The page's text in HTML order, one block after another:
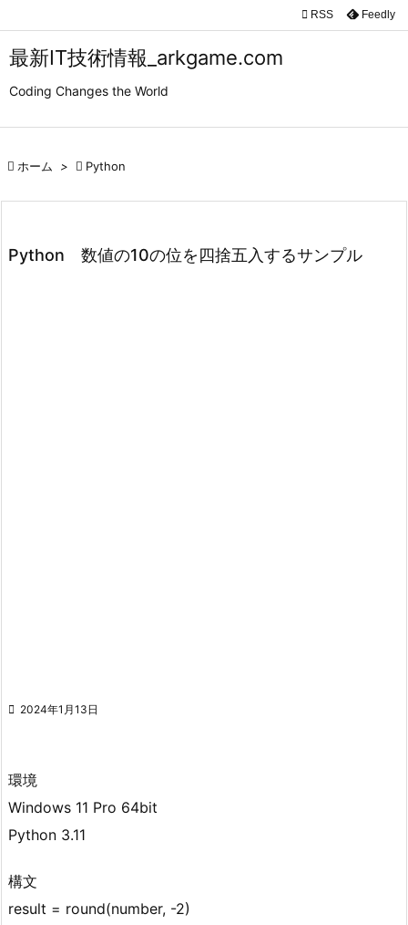
最新IT技術情報_arkgame.com
Coding Changes the World


 RSS Feedly
 ホーム >  Python
Python 数値の10の位を四捨五入するサンプル
 2024年1月13日
環境
Windows 11 Pro 64bit
Python 3.11
構文
result = round(number, -2)